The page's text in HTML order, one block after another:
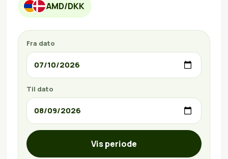
AMD/DKK
Fra dato
Til dato
Vis periode